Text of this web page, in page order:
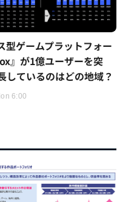
型ゲームプラットフォー
』が1億ユーザーを突
しているのはどの地域？
6:00